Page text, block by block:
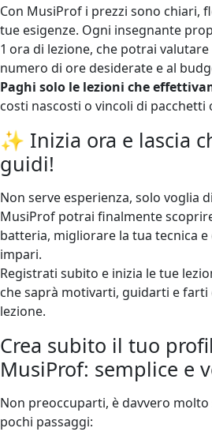
Con MusiProf i prezzi sono chiari,
tue esigenze. Ogni insegnante
1 ora di lezione, che potrai
numero di ore desiderate e al
Paghi solo le lezioni che
costi nascosti o vincoli di pacchetti
✨ Inizia ora e lascia
guidi!
Non serve esperienza, solo voglia
MusiProf potrai finalmente
batteria, migliorare la tua tecnica
impari.
Registrati subito e inizia le tue
che saprà motivarti, guidarti e farti
lezione.
Crea subito il tuo
MusiProf: semplice e
Non preoccuparti, è davvero
pochi passaggi: